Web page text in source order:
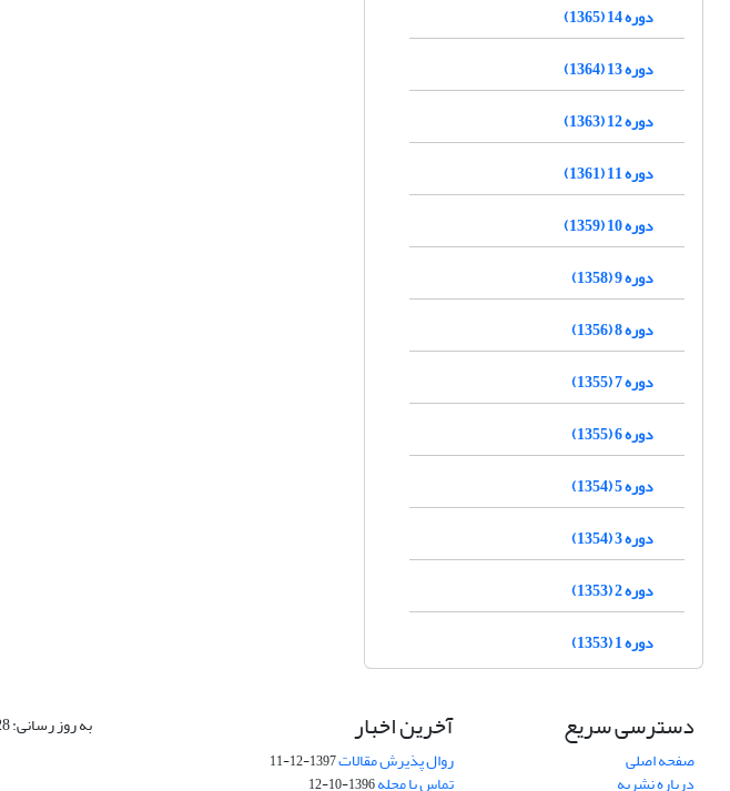
دوره 14 (1365)
دوره 13 (1364)
دوره 12 (1363)
دوره 11 (1361)
دوره 10 (1359)
دوره 9 (1358)
دوره 8 (1356)
دوره 7 (1355)
دوره 6 (1355)
دوره 5 (1354)
دوره 3 (1354)
دوره 2 (1353)
دوره 1 (1353)
دسترسی سریع
صفحه اصلی
درباره نشریه
آخرین اخبار
روال پذیرش مقالات1397-12-11
تماس با مجله1396-10-12
به روز رسانی: 28 مهر 1403